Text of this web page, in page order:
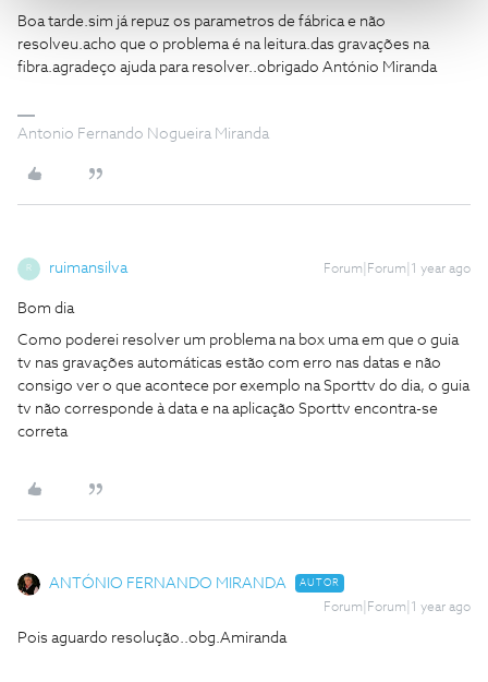
Boa tarde.sim já repuz os parametros de fábrica e não
resolveu.acho que o problema é na leitura.das gravações na
fibra.agradeço ajuda para resolver..obrigado António Miranda
Antonio Fernando Nogueira Miranda
R ruimansilva Forum|Forum|1 year ago
Bom dia
Como poderei resolver um problema na box uma em que o guia
tv nas gravações automáticas estão com erro nas datas e não
consigo ver o que acontece por exemplo na Sporttv do dia, o guia
tv não corresponde à data e na aplicação Sporttv encontra-se
correta
ANTÓNIO FERNANDO MIRANDA AUTOR
Forum|Forum|1 year ago
Pois aguardo resolução..obg.Amiranda